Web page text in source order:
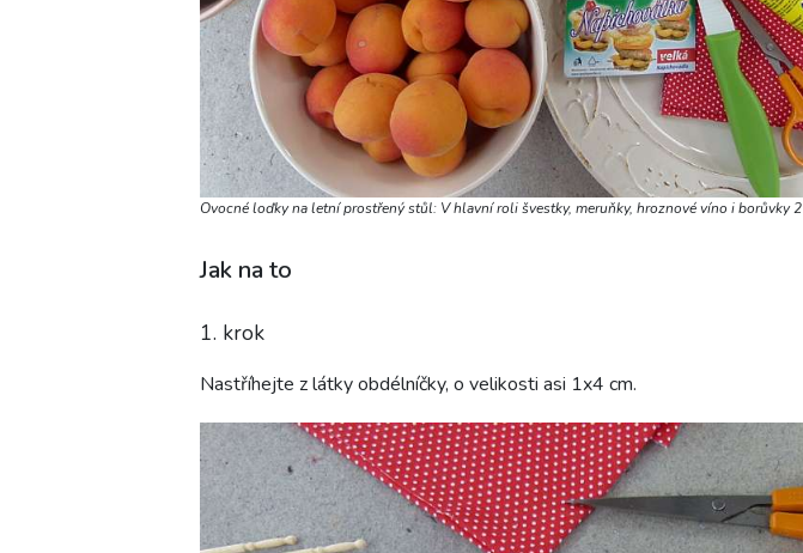
Ovocné loďky na letní prostřený stůl: V hlavní roli švestky, meruňky, hroznové víno i borůvky 2
Jak na to
1. krok
Nastříhejte z látky obdélníčky, o velikosti asi 1x4 cm.